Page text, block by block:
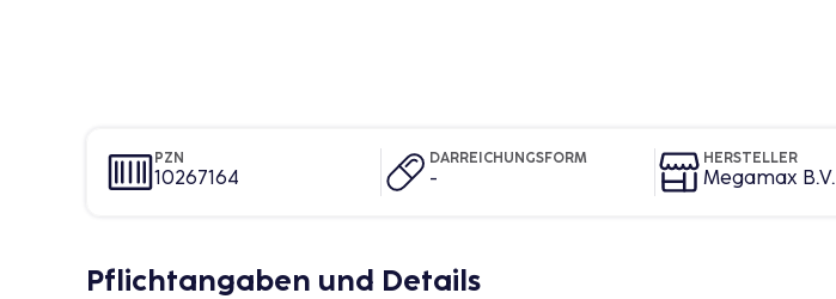
PZN
10267164
DARREICHUNGSFORM
-
HERSTELLER
Megamax B.V.
Pflichtangaben und Details